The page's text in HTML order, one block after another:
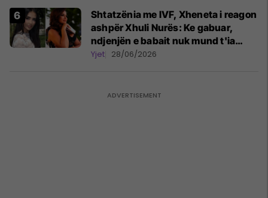
Shtatzënia me IVF, Xheneta i reagon
ashpër Xhuli Nurës: Ke gabuar,
ndjenjën e babait nuk mund t'ia
plotësosh kurrë
Yjet 28/06/2026